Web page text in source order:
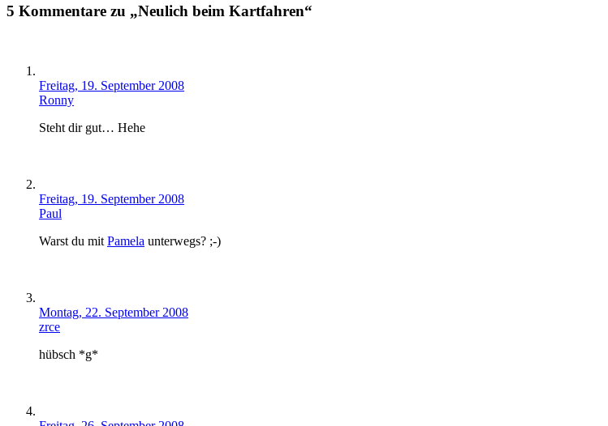
5 Kommentare zu „Neulich beim Kartfahren“
Freitag, 19. September 2008
Ronny
Steht dir gut… Hehe
Freitag, 19. September 2008
Paul
Warst du mitPamela unterwegs? ;-)
Montag, 22. September 2008
zrce
hübsch *g*